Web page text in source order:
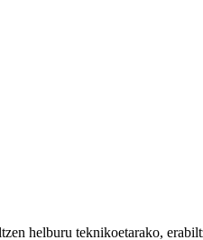
helburu teknikoetarako,